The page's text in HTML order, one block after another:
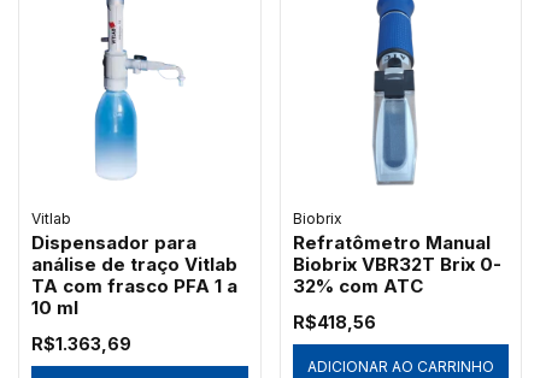
Vitlab
Dispensador para
análise de traço Vitlab
TA com frasco PFA 1 a
10 ml
R$1.363,69
Biobrix
Refratômetro Manual
Biobrix VBR32T Brix 0-
32% com ATC
R$418,56
ADICIONAR AO CARRINHO